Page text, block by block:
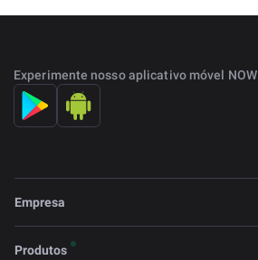
Experimente nosso aplicativo móvel NOW
Empresa
Produtos